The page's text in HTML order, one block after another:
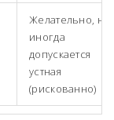
Желательно, но
иногда
допускается
устная
(рискованно)